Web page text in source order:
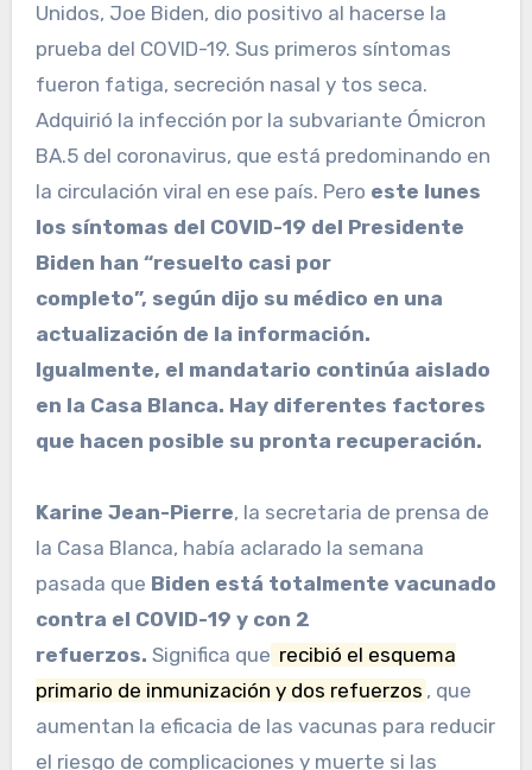
Unidos, Joe Biden, dio positivo al hacerse la
prueba del COVID-19. Sus primeros síntomas
fueron fatiga, secreción nasal y tos seca.
Adquirió la infección por la subvariante Ómicron
BA.5 del coronavirus, que está predominando en
la circulación viral en ese país. Pero este lunes
los síntomas del COVID-19 del Presidente
Biden han “resuelto casi por
completo”, según dijo su médico en una
actualización de la información.
Igualmente, el mandatario continúa aislado
en la Casa Blanca. Hay diferentes factores
que hacen posible su pronta recuperación.
Karine Jean-Pierre, la secretaria de prensa de
la Casa Blanca, había aclarado la semana
pasada que Biden está totalmente vacunado
contra el COVID-19 y con 2
refuerzos. Significa que recibió el esquema
primario de inmunización y dos refuerzos , que
aumentan la eficacia de las vacunas para reducir
el riesgo de complicaciones y muerte si las